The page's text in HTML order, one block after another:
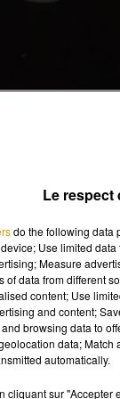
Are The
vendus de
notes,
Jackson et
Stevie
artistes en tout !
grands succès
Le respect
do the following data
Use limited
Measure
of data from different
content; Use
and content;
browsing data to
data;
automatically.
cliquant sur